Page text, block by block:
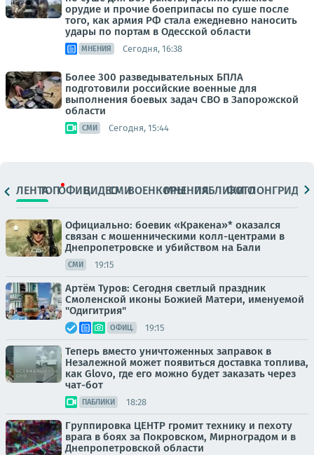
орудие и прочие боеприпасы по суше после
того, как армия РФ стала ежедневно наносить
удары по портам в Одесской области
МНЕНИЯ Сегодня, 16:38
Более 300 разведывательных БПЛА
подготовили российские военные для
выполнения боевых задач СВО в Запорожской
области
СМИ Сегодня, 15:44
ЛЕНТАТОПОФИЦ.ВИДЕОСМИВОЕНКОРЫМНЕНИЯПАБЛИКИ
ФОТОЛОНГРИДЫ
Официально: боевик «Кракена»* оказался
связан с мошенническими колл-центрами в
Днепропетровске и убийством на Бали
СМИ 19:15
Артём Туров: Сегодня светлый праздник
Смоленской иконы Божией Матери, именуемой
"Одигитрия"
ОФИЦ. 19:15
Теперь вместо уничтоженных заправок в
Незалежной может появиться доставка топлива,
как Glovo, где его можно будет заказать через
чат-бот
ПАБЛИКИ 18:28
Группировка ЦЕНТР громит технику и пехоту
врага в боях за Покровском, Мирноградом и в
Днепропетровской области